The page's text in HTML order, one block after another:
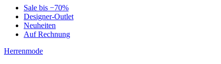
Sale bis −70%
Designer-Outlet
Neuheiten
Auf Rechnung
Herrenmode